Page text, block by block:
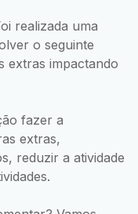
realizada uma
o seguinte
extras impactando
fazer a
extras,
reduzir a atividade